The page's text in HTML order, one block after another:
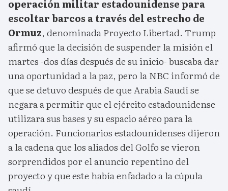
operación militar estadounidense para
escoltar barcos a través del estrecho de
Ormuz, denominada Proyecto Libertad. Trump
afirmó que la decisión de suspender la misión el
martes -dos días después de su inicio- buscaba dar
una oportunidad a la paz, pero la NBC informó de
que se detuvo después de que Arabia Saudí se
negara a permitir que el ejército estadounidense
utilizara sus bases y su espacio aéreo para la
operación. Funcionarios estadounidenses dijeron
a la cadena que los aliados del Golfo se vieron
sorprendidos por el anuncio repentino del
proyecto y que este había enfadado a la cúpula